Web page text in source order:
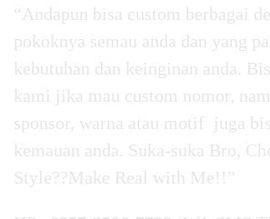
“Andapun bisa custom berbagai
pokoknya semau anda dan yang
kebutuhan dan keinginan anda.
kami jika mau custom nomor,
sponsor, warna atau motif juga
kemauan anda. Suka-suka Bro,
Style??Make Real with Me!!”